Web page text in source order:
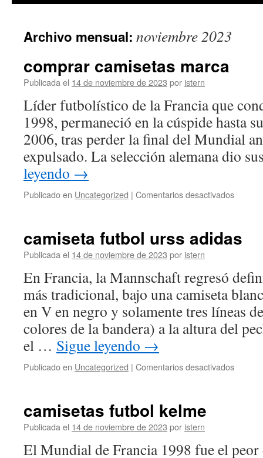
contenido
Archivo mensual: noviembre 2023
comprar camisetas marca
Publicada el 14 de noviembre de 2023 por istern
Líder futbolístico de la Francia que
1998, permaneció en la cúspide hasta
2006, tras perder la final del Mundial
expulsado. La selección alemana dio
leyendo →
Publicado en Uncategorized | Comentarios desactivadosen
camiseta futbol urss adidas
Publicada el 14 de noviembre de 2023 por istern
En Francia, la Mannschaft regresó
más tradicional, bajo una camiseta
en V en negro y solamente tres líneas
colores de la bandera) a la altura del
el … Sigue leyendo →
Publicado en Uncategorized | Comentarios desactivadosen
camisetas futbol kelme
Publicada el 14 de noviembre de 2023 por istern
El Mundial de Francia 1998 fue el